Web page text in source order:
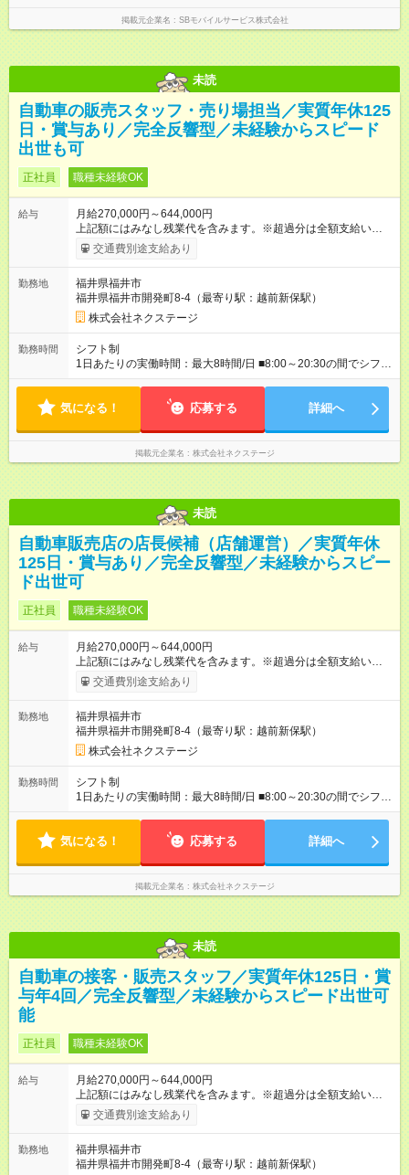
掲載元企業名 SBモバイルサービス株式会社
未読
自動車の販売スタッフ・売り場担当／実質年休125
日・賞与あり／完全反響型／未経験からスピード
出世も可
正社員 職種未経験OK
給与
月給270,000円～644,000円
上記額にはみなし残業代を含みます。※超過分は全額支給いたし
ます。 みなし残業代 59,000円／月 みなし残業時間 29時間／月
※スキル・能力等を考慮の上決定します。 ＼★ご希望の働き方
ーバル型（全国転勤あり） 月収32万円～64万4，000円 ※グロ
ーバル手当4万1，000円／月を含みます。 ■中域型（エリア内勤
務：県を跨ぐ転勤あり・転居は応相談） 月収29万円～60万7，
000円 ■地域限定型（転居を伴う転勤なし：通勤可能な範囲の
み） 月収270万～58万3，000円 【 昇給・賞与 】 ■昇給：年1
回 ■賞与：通常賞与/年4回＋チーム賞与/年2回（☆あなたの活躍
期間の長さ：3ヶ月 雇用形態、給与は本採用時と同じです。
交通費別途支給あり
勤務地
福井県福井市
福井県福井市開発町8-4（最寄り駅：越前新保駅）
株式会社ネクステージ
勤務時間
シフト制
1日あたりの実働時間：最大8時間/日 ■8:00～20:30の間でシフト
制（実働8h／休憩60分） ※9:30～18:30（メイン時間帯）を軸
業が少なめなので、仕事終わりの趣味や家族と過ごす時間もた
気になる！ 応募する 詳細へ
掲載元企業名 株式会社ネクステージ
未読
自動車販売店の店長候補（店舗運営）／実質年休
125日・賞与あり／完全反響型／未経験からスピー
ド出世可
正社員 職種未経験OK
給与
月給270,000円～644,000円
上記額にはみなし残業代を含みます。※超過分は全額支給いたし
ます。 みなし残業代 59,000円／月 みなし残業時間 29時間／月
※スキル・能力等を考慮の上決定します。 ＼★ご希望の働き方
ーバル型（全国転勤あり） 月収32万円～64万4，000円 ※グロ
ーバル手当4万1，000円／月を含みます。 ■中域型（エリア内勤
務：県を跨ぐ転勤あり・転居は応相談） 月収29万円～60万7，
000円 ■地域限定型（転居を伴う転勤なし：通勤可能な範囲の
み） 月収270万～58万3，000円 【 昇給・賞与 】 ■昇給：年1
回 ■賞与：通常賞与/年4回＋チーム賞与/年2回（☆あなたの活躍
期間の長さ：3ヶ月 雇用形態、給与は本採用時と同じです。
交通費別途支給あり
勤務地
福井県福井市
福井県福井市開発町8-4（最寄り駅：越前新保駅）
株式会社ネクステージ
勤務時間
シフト制
1日あたりの実働時間：最大8時間/日 ■8:00～20:30の間でシフト
制（実働8h／休憩60分） ※9:30～18:30（メイン時間帯）を軸
業が少なめなので、仕事終わりの趣味や家族と過ごす時間もた
気になる！ 応募する 詳細へ
掲載元企業名 株式会社ネクステージ
未読
自動車の接客・販売スタッフ／実質年休125日・賞
与年4回／完全反響型／未経験からスピード出世可
能
正社員 職種未経験OK
給与
月給270,000円～644,000円
上記額にはみなし残業代を含みます。※超過分は全額支給いたし
ます。 みなし残業代 59,000円／月 みなし残業時間 29時間／月
※スキル・能力等を考慮の上決定します。 ＼★ご希望の働き方
ーバル型（全国転勤あり） 月収32万円～64万4，000円 ※グロ
ーバル手当4万1，000円／月を含みます。 ■中域型（エリア内勤
交通費別途支給あり
勤務地
福井県福井市
福井県福井市開発町8-4（最寄り駅：越前新保駅）